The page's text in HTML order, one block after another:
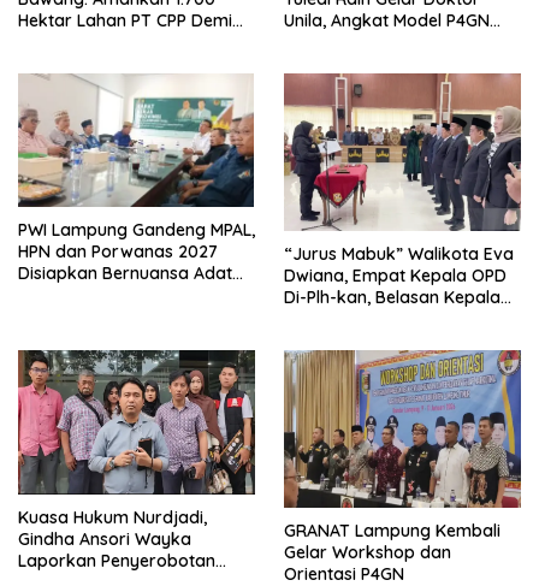
Hektar Lahan PT CPP Demi
Unila, Angkat Model P4GN
PWI Lampung Gandeng MPAL,
HPN dan Porwanas 2027
Disiapkan Bernuansa Adat
“Jurus Mabuk” Walikota Eva
Dwiana, Empat Kepala OPD
Di-Plh-kan, Belasan Kepala
Kuasa Hukum Nurdjadi,
Gindha Ansori Wayka
Laporkan Penyerobotan
GRANAT Lampung Kembali
Gelar Workshop dan
Orientasi P4GN